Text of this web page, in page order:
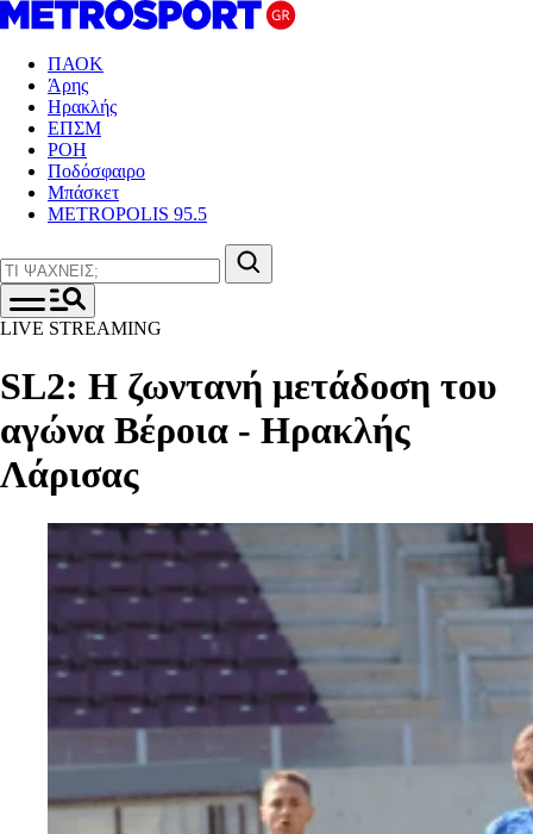
ΠΑΟΚ
Άρης
Ηρακλής
ΕΠΣΜ
ΡΟΗ
Ποδόσφαιρο
Μπάσκετ
METROPOLIS 95.5
LIVE STREAMING
SL2: Η ζωντανή μετάδοση του
αγώνα Βέροια - Ηρακλής
Λάρισας